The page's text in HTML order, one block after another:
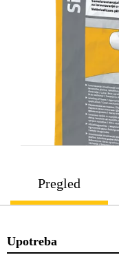
Pregled
Upotreba